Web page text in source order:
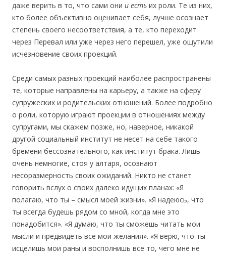
даже верить в то, что сами они и есть их роли. Те из них,
кто более объективно оценивает себя, лучше осознает
степень своего несоответствия, а те, кто переходит
через Перевал или уже через него перешел, уже ощутили
исчезновение своих проекций.
Среди самых разных проекций наиболее распространены
те, которые направлены на карьеру, а также на сферу
супружеских и родительских отношений. Более подробно
о роли, которую играют проекции в отношениях между
супругами, мы скажем позже, но, наверное, никакой
другой социальный институт не несет на себе такого
бремени бессознательного, как институт брака. Лишь
очень немногие, стоя у алтаря, осознают
несоразмерность своих ожиданий. Никто не станет
говорить вслух о своих далеко идущих планах: «Я
полагаю, что ты – смысл моей жизни». «Я надеюсь, что
ты всегда будешь рядом со мной, когда мне это
понадобится». «Я думаю, что ты сможешь читать мои
мысли и предвидеть все мои желания». «Я верю, что ты
исцелишь мои раны и восполнишь все то, чего мне не